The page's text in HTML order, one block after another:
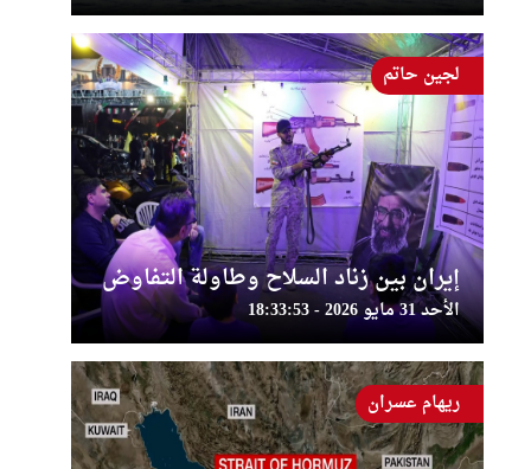
إيران بين زناد السلاح وطاولة التفاوض
الأحد 31 مايو 2026 - 18:33:53
لجين حاتم
ريهام عسران